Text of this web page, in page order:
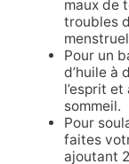
maux de
troubles
Pour un
d’huile à
l’esprit
sommeil.
Pour
faites
ajoutant